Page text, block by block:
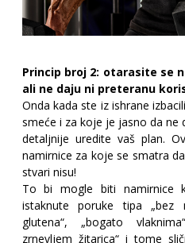
Princip broj 2: otarasite se
ali ne daju ni preteranu
Onda kada ste iz ishrane
smeće i za koje je jasno da
detaljnije uredite vaš plan.
namirnice za koje se smatra
stvari nisu!
To bi mogle biti namirnice
istaknute poruke tipa „bez
glutena“, „bogato
zrnevljem žitarica“ i tome